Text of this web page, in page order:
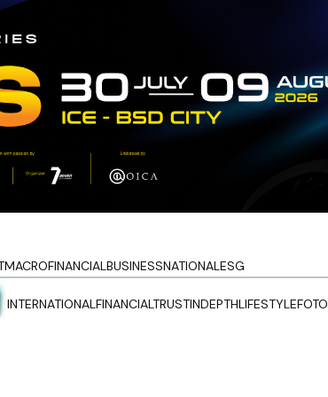
MACROFINANCIALBUSINESSNATIONALESG
INTERNATIONALFINANCIALTRUSTINDEPTHLIFESTYLEFOTO